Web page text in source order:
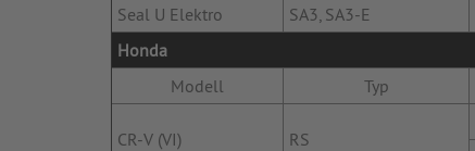
Seal U Elektro
SA3, SA3-E
Honda
Modell
Typ
CR-V (VI) RS